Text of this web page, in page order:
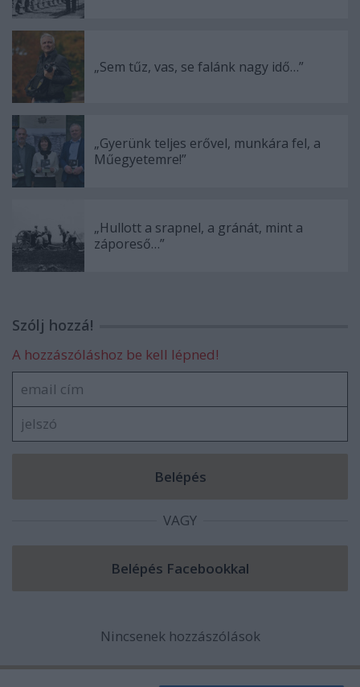
„Sem tűz, vas, se falánk nagy idő…”
„Gyerünk teljes erővel, munkára fel, a
Műegyetemre!”
„Hullott a srapnel, a gránát, mint a
záporeső…”
Szólj hozzá!
A hozzászóláshoz be kell lépned!
VAGY
Nincsenek hozzászólások